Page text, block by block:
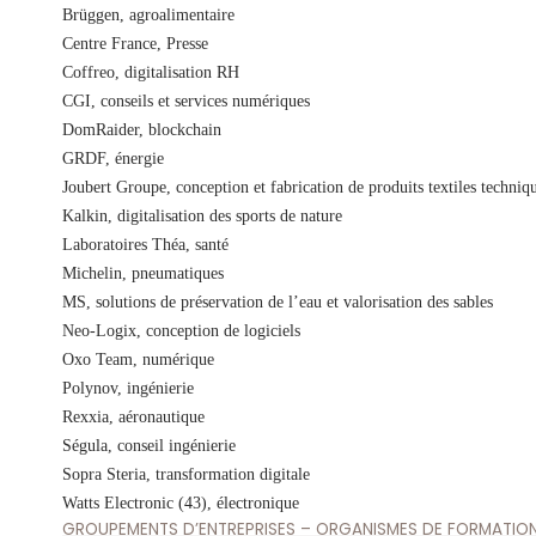
Brüggen, agroalimentaire
Centre France, Presse
Coffreo, digitalisation RH
CGI, conseils et services numériques
DomRaider, blockchain
GRDF, énergie
Joubert Groupe, conception et fabrication de produits textiles
Kalkin, digitalisation des sports de nature
Laboratoires Théa, santé
Michelin, pneumatiques
MS, solutions de préservation de l’eau et valorisation des sables
Neo-Logix, conception de logiciels
Oxo Team, numérique
Polynov, ingénierie
Rexxia, aéronautique
Ségula, conseil ingénierie
Sopra Steria, transformation digitale
Watts Electronic (43), électronique
GROUPEMENTS D’ENTREPRISES – ORGANISMES DE